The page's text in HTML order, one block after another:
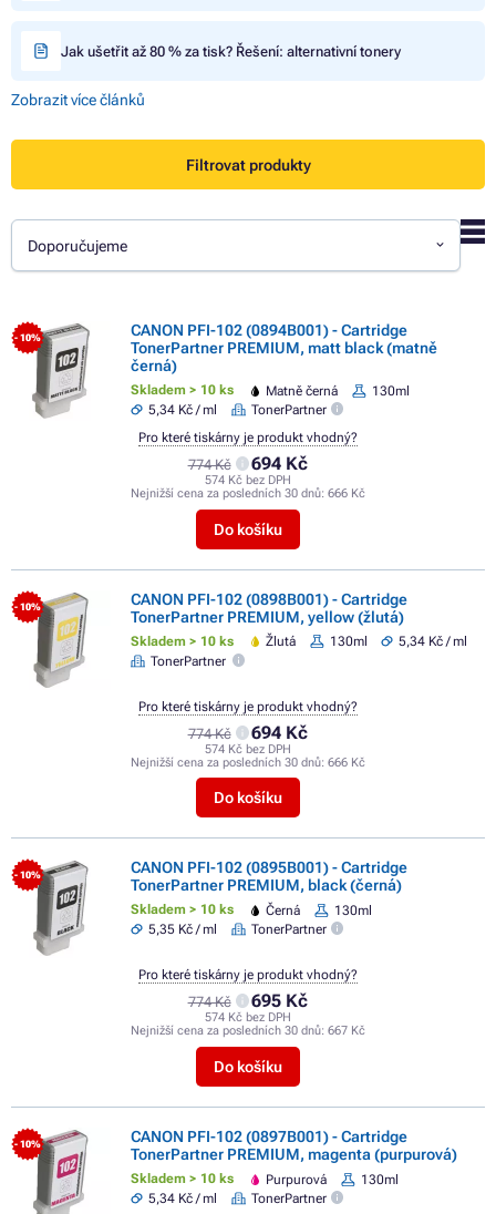
Jak ušetřit až 80 % za tisk? Řešení: alternativní tonery
Zobrazit více článků
Filtrovat produkty
Doporučujeme
- 10%
CANON PFI-102 (0894B001) - Cartridge
TonerPartner PREMIUM, matt black (matně
černá)
Skladem > 10 ks Matně černá
130ml
5,34 Kč / ml
TonerPartner
774 Kč 694 Kč
574 Kč bez DPH
Nejnižší cena za posledních 30 dnů: 666 Kč
Do košíku
Pro které tiskárny je produkt vhodný?
- 10%
CANON PFI-102 (0898B001) - Cartridge
TonerPartner PREMIUM, yellow (žlutá)
Skladem > 10 ks Žlutá 130ml
5,34 Kč / ml
TonerPartner
774 Kč 694 Kč
574 Kč bez DPH
Nejnižší cena za posledních 30 dnů: 666 Kč
Do košíku
Pro které tiskárny je produkt vhodný?
- 10%
CANON PFI-102 (0895B001) - Cartridge
TonerPartner PREMIUM, black (černá)
Skladem > 10 ks Černá
130ml
5,35 Kč / ml
TonerPartner
774 Kč 695 Kč
574 Kč bez DPH
Nejnižší cena za posledních 30 dnů: 667 Kč
Do košíku
Pro které tiskárny je produkt vhodný?
- 10%
CANON PFI-102 (0897B001) - Cartridge
TonerPartner PREMIUM, magenta (purpurová)
Skladem > 10 ks Purpurová
130ml
5,34 Kč / ml
TonerPartner